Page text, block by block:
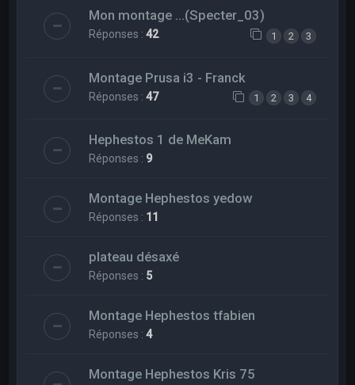
Mon montage ...(Specter_03)
Réponses :42 1 2 3
Montage Prusa i3 - Franck
Réponses :47 1 2 3 4
Hephestos 1 de MeKam
Réponses : 9
Montage Hephestos yedow
Réponses : 11
plateau désaxé
Réponses : 5
Montage Hephestos tfabien
Réponses :4
Montage Hephestos Kris 75